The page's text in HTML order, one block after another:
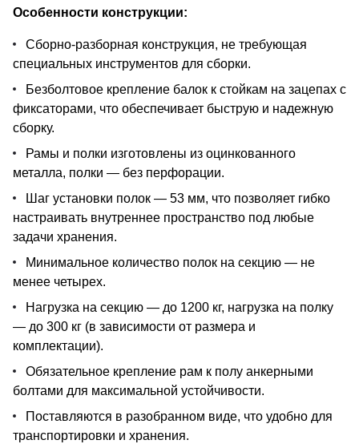
Особенности конструкции:
Сборно-разборная конструкция, не требующая
специальных инструментов для сборки.
Безболтовое крепление балок к стойкам на зацепах с
фиксаторами, что обеспечивает быструю и надежную
сборку.
Рамы и полки изготовлены из оцинкованного
металла, полки — без перфорации.
Шаг установки полок — 53 мм, что позволяет гибко
настраивать внутреннее пространство под любые
задачи хранения.
Минимальное количество полок на секцию — не
менее четырех.
Нагрузка на секцию — до 1200 кг, нагрузка на полку
— до 300 кг (в зависимости от размера и
комплектации).
Обязательное крепление рам к полу анкерными
болтами для максимальной устойчивости.
Поставляются в разобранном виде, что удобно для
транспортировки и хранения.